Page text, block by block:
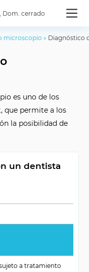
Dom. cerrado
microscopio » Diagnóstico
es uno de los
que permite a los
la posibilidad de
tratamiento más
complejos
el riesgo de
un dentista
a tratamiento